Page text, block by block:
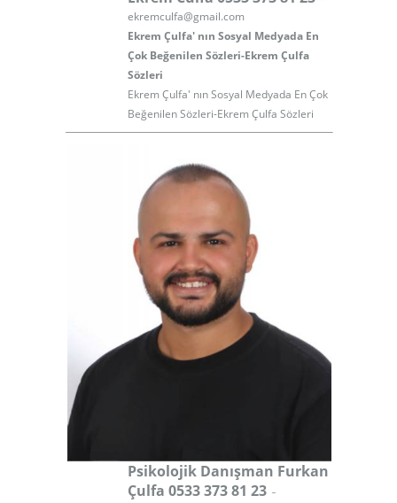
ekremculfa@gmail.com
Ekrem Çulfa' nın Sosyal Medyada En
Çok Beğenilen Sözleri-Ekrem Çulfa
Sözleri
Ekrem Çulfa' nın Sosyal Medyada En Çok
Beğenilen Sözleri-Ekrem Çulfa Sözleri
Psikolojik Danışman Furkan
Çulfa 0533 373 81 23 -